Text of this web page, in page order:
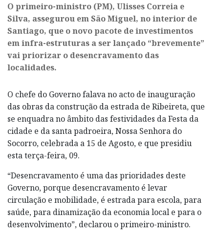
​O primeiro-ministro (PM), Ulisses Correia e
Silva, assegurou em São Miguel, no interior de
Santiago, que o novo pacote de investimentos
em infra-estruturas a ser lançado “brevemente”
vai priorizar o desencravamento das
localidades.
O chefe do Governo falava no acto de inauguração
das obras da construção da estrada de Ribeireta, que
se enquadra no âmbito das festividades da Festa da
cidade e da santa padroeira, Nossa Senhora do
Socorro, celebrada a 15 de Agosto, e que presidiu
esta terça-feira, 09.
“Desencravamento é uma das prioridades deste
Governo, porque desencravamento é levar
circulação e mobilidade, é estrada para escola, para
saúde, para dinamização da economia local e para o
desenvolvimento”, declarou o primeiro-ministro.